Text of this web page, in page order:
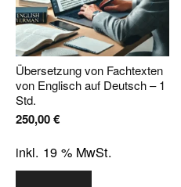
Übersetzung von Fachtexten
von Englisch auf Deutsch – 1
Std.
250,00€
inkl. 19 % MwSt.